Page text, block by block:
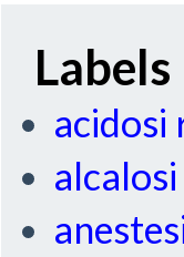
Labels
acidosi